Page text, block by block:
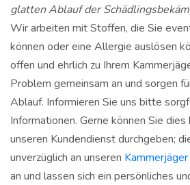
glatten Ablauf der
Wir arbeiten mit Stoffen, die Sie
können oder eine Allergie auslösen
offen und ehrlich zu Ihrem
Problem gemeinsam an und sorgen
Ablauf. Informieren Sie uns bitte
Informationen. Gerne können Sie
unseren Kundendienst durchgeben;
unverzüglich an unseren Kammerjäger
an und lassen sich ein persönliches